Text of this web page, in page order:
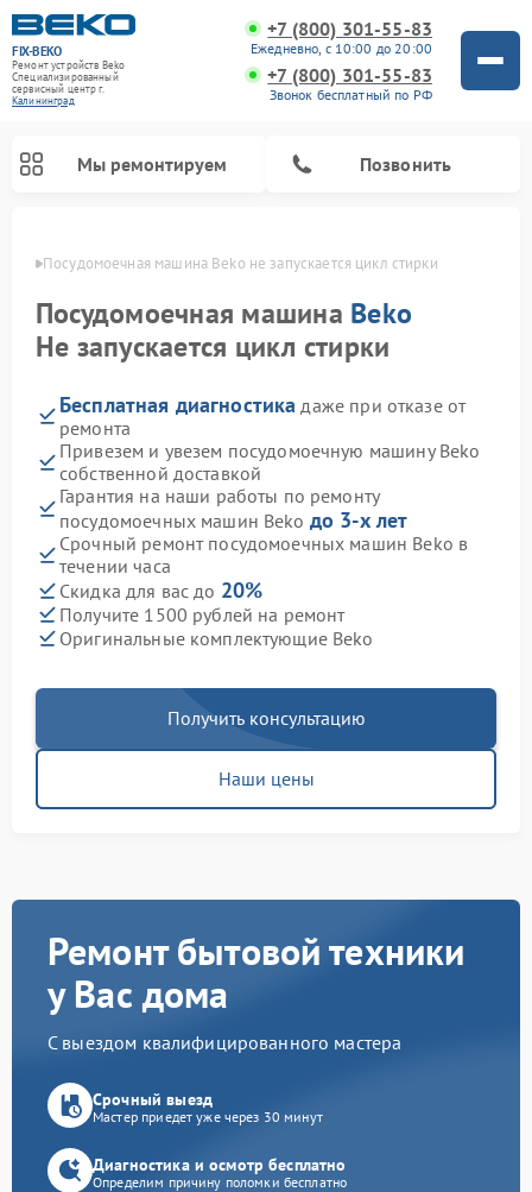
FIX-BEKO
Ремонт устройств Beko
Специализированный
cервисный центр г.
Калининград
+7 (800) 301-55-83
Ежедневно, с 10:00 до 20:00
+7 (800) 301-55-83
Звонок бесплатный по РФ
Мы ремонтируем Позвонить
Посудомоечная машина Beko не запускается цикл стирки
Посудомоечная машина Beko
Не запускается цикл стирки
Бесплатная диагностика даже при отказе от
ремонта
Привезем и увезем посудомоечную машину Beko
собственной доставкой
Гарантия на наши работы по ремонту
посудомоечных машин Beko до 3-х лет
Срочный ремонт посудомоечных машин Beko в
течении часа
Скидка для вас до 20%
Получите 1500 рублей на ремонт
Оригинальные комплектующие Beko
Получить консультацию
Наши цены
Ремонт бытовой техники
у Вас дома
С выездом квалифицированного мастера
Срочный выезд
Мастер приедет уже через 30 минут
Диагностика и осмотр бесплатно
Определим причину поломки бесплатно